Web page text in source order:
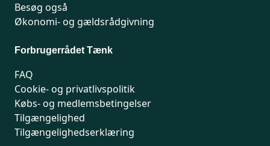
Besøg også
Økonomi- og gældsrådgivning
Forbrugerrådet Tænk
FAQ
Cookie- og privatlivspolitik
Købs- og medlemsbetingelser
Tilgængelighed
Tilgængelighedserklæring